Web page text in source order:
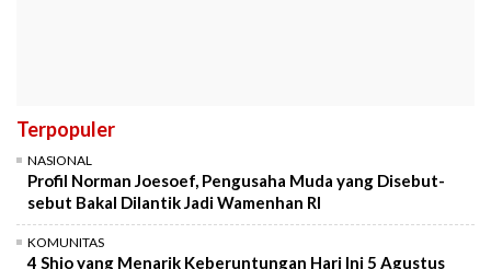
Terpopuler
NASIONAL
Profil Norman Joesoef, Pengusaha Muda yang Disebut-
sebut Bakal Dilantik Jadi Wamenhan RI
KOMUNITAS
4 Shio yang Menarik Keberuntungan Hari Ini 5 Agustus